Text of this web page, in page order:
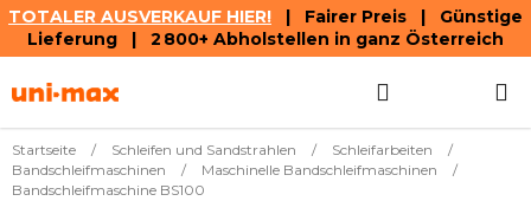
TOTALER AUSVERKAUF HIER! | Fairer Preis | Günstige
Lieferung | 2 800+ Abholstellen in ganz Österreich
Inhalt
Startseite / Schleifen und Sandstrahlen / Schleifarbeiten
/
Bandschleifmaschinen
/ Maschinelle Bandschleifmaschinen
/
Bandschleifmaschine BS100